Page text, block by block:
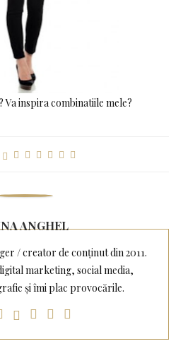
Va inspira combinatiile mele?
ANGHEL
/ creator de conținut din 2011.
marketing, social media,
și îmi plac provocările.